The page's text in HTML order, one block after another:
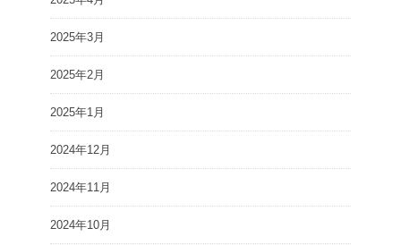
2025年3月
2025年2月
2025年1月
2024年12月
2024年11月
2024年10月